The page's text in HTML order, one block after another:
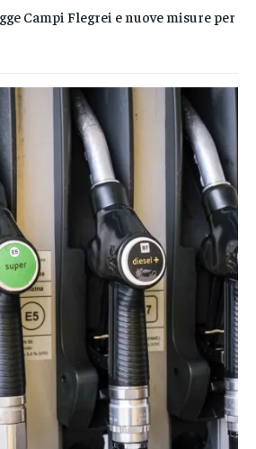
Campi Flegrei e nuove misure per